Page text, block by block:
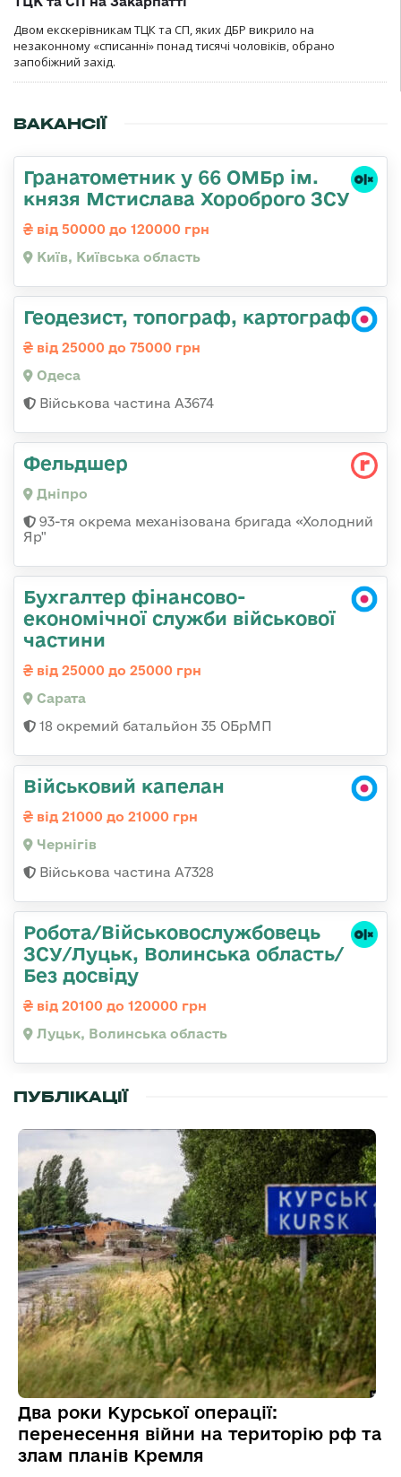
Двом екскерівникам ТЦК та СП, яких ДБР викрило на
незаконному «списанні» понад тисячі чоловіків, обрано
запобіжний захід.
ВАКАНСІЇ
Гранатометник у 66 ОМБр ім.
князя Мстислава Хороброго ЗСУ
від 50000 до 120000 грн
Київ, Київська область
Геодезист, топограф, картограф
від 25000 до 75000 грн
Одеса
Військова частина А3674
Фельдшер
Дніпро
93-тя окрема механізована бригада «Холодний
Яр"
Бухгалтер фінансово-
економічної служби військової
частини
від 25000 до 25000 грн
Сарата
18 окремий батальйон 35 ОБрМП
Військовий капелан
від 21000 до 21000 грн
Чернігів
Військова частина А7328
Робота/Військовослужбовець
ЗСУ/Луцьк, Волинська область/
Без досвіду
від 20100 до 120000 грн
Луцьк, Волинська область
ПУБЛІКАЦІЇ
Два роки Курської операції:
перенесення війни на територію рф та
злам планів Кремля